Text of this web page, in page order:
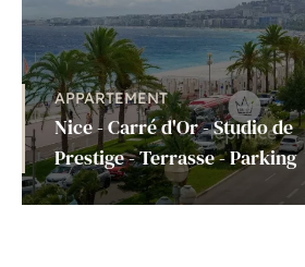
APPARTEMENT
Nice - Carré d'Or - Studio de
Prestige - Terrasse - Parking